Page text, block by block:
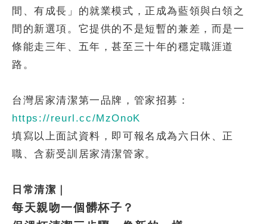
間、有成長」的就業模式，正成為藍領與白領之
間的新選項。它提供的不是短暫的兼差，而是一
條能走三年、五年，甚至三十年的穩定職涯道
路。
台灣居家清潔第一品牌，管家招募：
https://reurl.cc/MzOnoK
填寫以上面試資料，即可報名成為六日休、正
職、含薪受訓居家清潔管家。
日常清潔｜
每天親吻一個髒杯子？